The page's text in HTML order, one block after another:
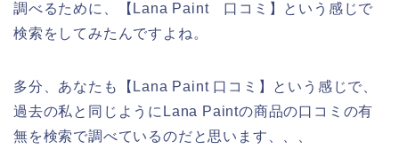
調べるために、【Lana Paint 口コミ】という感じで
検索をしてみたんですよね。
多分、あなたも【Lana Paint 口コミ】という感じで、
過去の私と同じようにLana Paintの商品の口コミの有
無を検索で調べているのだと思います、、、